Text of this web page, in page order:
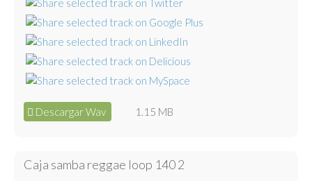
Descargar Wav 1.15 MB
Caja samba reggae loop 140 2